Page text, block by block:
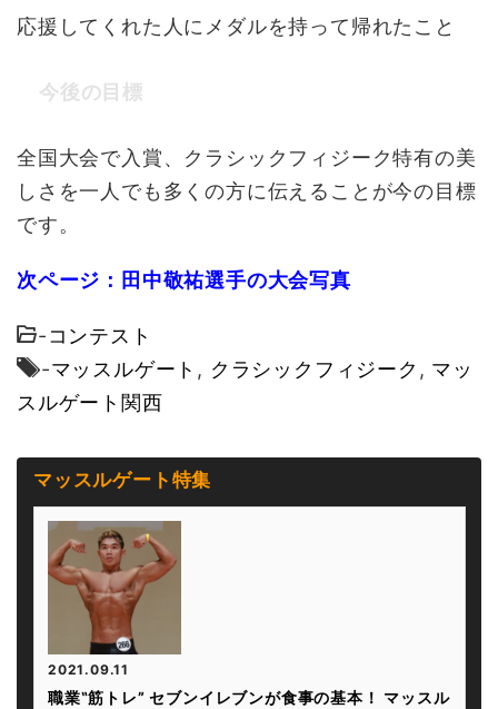
応援してくれた人にメダルを持って帰れたこと
今後の目標
全国大会で入賞、クラシックフィジーク特有の美
しさを一人でも多くの方に伝えることが今の目標
です。
次ページ：田中敬祐選手の大会写真
-コンテスト
-マッスルゲート , クラシックフィジーク , マッ
スルゲート関西
マッスルゲート特集
2021.09.11
職業‟筋トレ” セブンイレブンが食事の基本！ マッスル